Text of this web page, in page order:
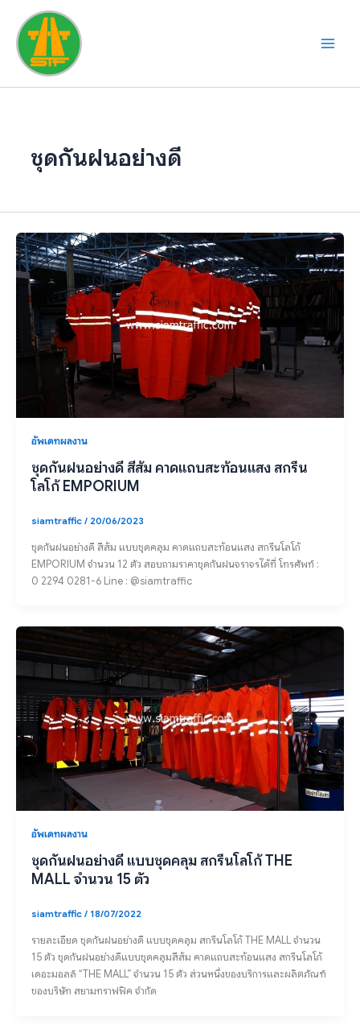
content
ชุดกันฝนอย่างดี
อัพเดทผลงาน
ชุดกันฝนอย่างดี สีส้ม คาดแถบสะท้อนแสง สกรีน
โลโก้ EMPORIUM
siamtraffic/ 20/06/2023
ชุดกันฝนอย่างดี สีส้ม แบบชุดคลุม คาดแถบสะท้อนแสง สกรีนโลโก้
EMPORIUM จำนวน 12 ตัว สอบถามราคาชุดกันฝนจราจรได้ที่ โทรศัพท์ :
0 2294 0281-6 Line : @siamtraffic
อัพเดทผลงาน
ชุดกันฝนอย่างดี แบบชุดคลุม สกรีนโลโก้ THE
MALL จำนวน 15 ตัว
siamtraffic/ 18/07/2022
รายละเอียด ชุดกันฝนอย่างดี แบบชุดคลุม สกรีนโลโก้ THE MALL จำนวน
15 ตัว ชุดกันฝนอย่างดีแบบชุดคลุมสีส้ม คาดแถบสะท้อนแสง สกรีนโลโก้
เดอะมอลล์ “THE MALL” จำนวน 15 ตัว ส่วนหนึ่งของบริการและผลิตภัณฑ์
ของบริษัท สยามทราฟฟิค จำกัด